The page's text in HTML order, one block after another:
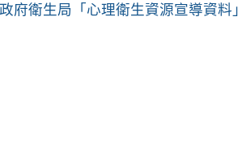
府衛生局「心理衛生資源宣導資料